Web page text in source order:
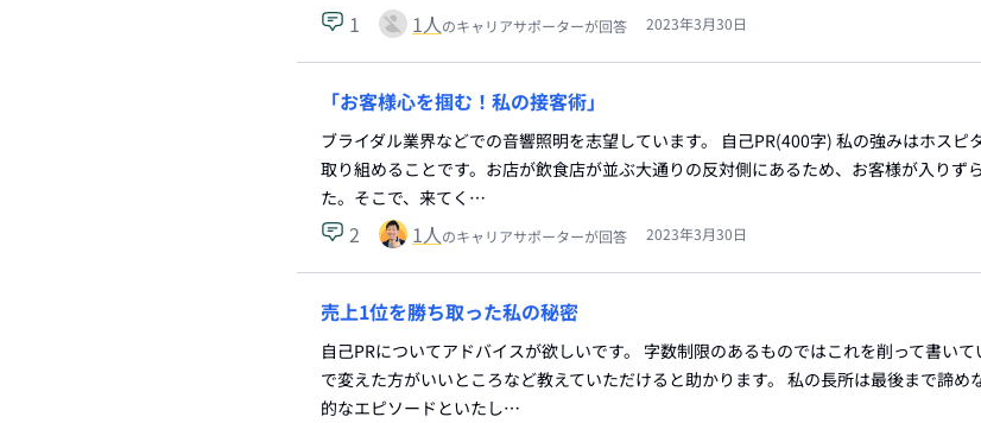
1 1人のキャリアサポーターが回答 2023年3月30日
「お客様心を掴む！私の接客術」
ブライダル業界などでの音響照明を志望しています。 自己PR(400字) 私の強みはホスピ
取り組めることです。お店が飲食店が並ぶ大通りの反対側にあるため、お客様が入りず
た。そこで、来てく…
2 1人のキャリアサポーターが回答 2023年3月30日
売上1位を勝ち取った私の秘密
自己PRについてアドバイスが欲しいです。 字数制限のあるものではこれを削って書い
で変えた方がいいところなど教えていただけると助かります。 私の長所は最後まで諦め
的なエピソードといたし…